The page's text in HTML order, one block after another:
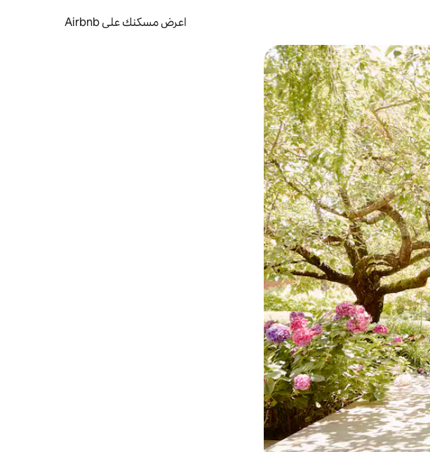
اعرض مسكنك على Airbnb